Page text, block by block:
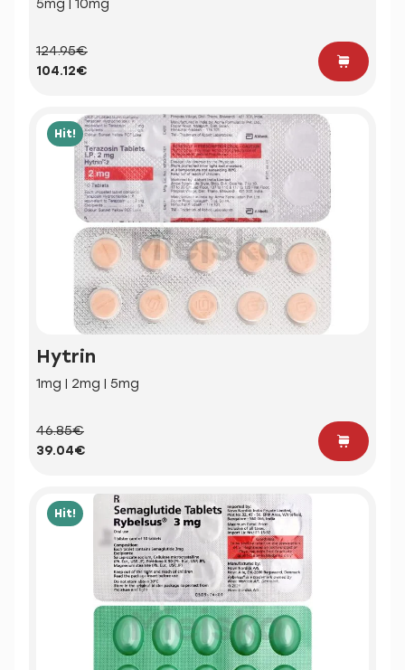
5mg | 10mg
124.95€
104.12€
Hit!
Hytrin
1mg | 2mg | 5mg
46.85€
39.04€
Hit!